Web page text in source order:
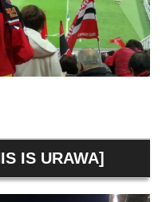
IS URAWA]